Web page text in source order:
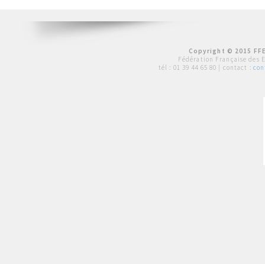
Copyright © 2015
Fédération Française des
tél : 01 39 44 65 80 | contact :